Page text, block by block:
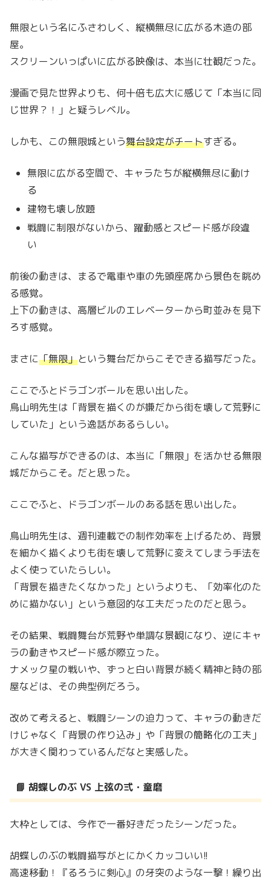
無限という名にふさわしく、縦横無尽に広がる木造の部
屋。
スクリーンいっぱいに広がる映像は、本当に壮観だった。
漫画で見た世界よりも、何十倍も広大に感じて「本当に同
じ世界？！」と疑うレベル。
しかも、この無限城という舞台設定がチートすぎる。
無限に広がる空間で、キャラたちが縦横無尽に動け
る
建物も壊し放題
戦闘に制限がないから、躍動感とスピード感が段違
い
前後の動きは、まるで電車や車の先頭座席から景色を眺め
る感覚。
上下の動きは、高層ビルのエレベーターから町並みを見下
ろす感覚。
まさに「無限」という舞台だからこそできる描写だった。
ここでふとドラゴンボールを思い出した。
鳥山明先生は「背景を描くのが嫌だから街を壊して荒野に
していた」という逸話があるらしい。
こんな描写ができるのは、本当に「無限」を活かせる無限
城だからこそ。だと思った。
ここでふと、ドラゴンボールのある話を思い出した。
鳥山明先生は、週刊連載での制作効率を上げるため、背景
を細かく描くよりも街を壊して荒野に変えてしまう手法を
よく使っていたらしい。
「背景を描きたくなかった」というよりも、「効率化のた
めに描かない」という意図的な工夫だったのだと思う。
その結果、戦闘舞台が荒野や単調な景観になり、逆にキャ
ラの動きやスピード感が際立った。
ナメック星の戦いや、ずっと白い背景が続く精神と時の部
屋などは、その典型例だろう。
改めて考えると、戦闘シーンの迫力って、キャラの動きだ
けじゃなく「背景の作り込み」や「背景の簡略化の工夫」
が大きく関わっているんだなと実感した。
📘 胡蝶しのぶ VS 上弦の弍・童磨
大枠としては、今作で一番好きだったシーンだった。
胡蝶しのぶの戦闘描写がとにかくカッコいい!!
高速移動！『るろうに剣心』の牙突のような一撃！繰り出